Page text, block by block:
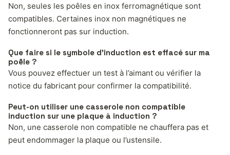
Non, seules les poêles en inox ferromagnétique sont
compatibles. Certaines inox non magnétiques ne
fonctionneront pas sur induction.
Que faire si le symbole d’induction est effacé sur ma
poêle ?
Vous pouvez effectuer un test à l’aimant ou vérifier la
notice du fabricant pour confirmer la compatibilité.
Peut-on utiliser une casserole non compatible
induction sur une plaque à induction ?
Non, une casserole non compatible ne chauffera pas et
peut endommager la plaque ou l’ustensile.